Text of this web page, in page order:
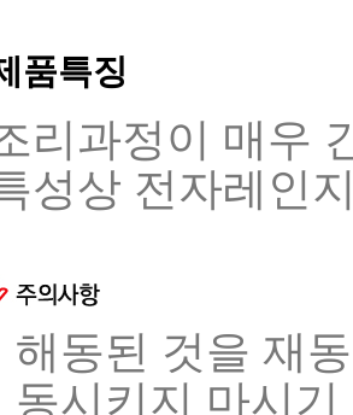
품특징
리과정이 매우
성상 전자레인
해동된 것을 재
동시키지 마시